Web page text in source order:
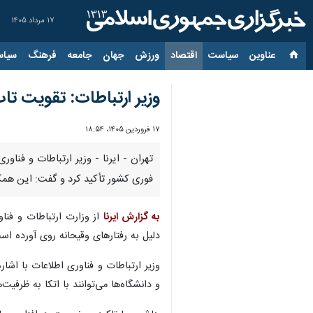
۱۷ مرداد ۱۴۰۵
عناوین‌ سیاست اقتصاد ورزش جهان جامعه فرهنگ
وزیر ارتباطات: تقویت
۱۷ فروردین ۱۴۰۵، ۱۸:۵۴